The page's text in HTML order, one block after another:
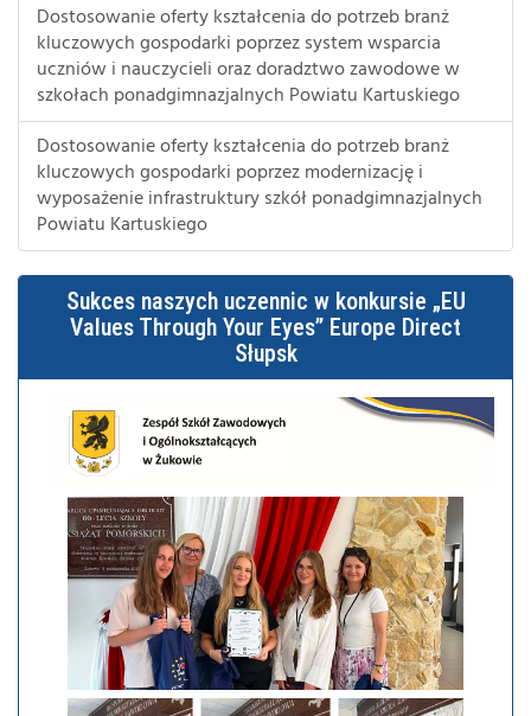
Dostosowanie oferty kształcenia do potrzeb branż
kluczowych gospodarki poprzez system wsparcia
uczniów i nauczycieli oraz doradztwo zawodowe w
szkołach ponadgimnazjalnych Powiatu Kartuskiego
Dostosowanie oferty kształcenia do potrzeb branż
kluczowych gospodarki poprzez modernizację i
wyposażenie infrastruktury szkół ponadgimnazjalnych
Powiatu Kartuskiego
Sukces naszych uczennic w konkursie „EU
Values Through Your Eyes” Europe Direct
Słupsk